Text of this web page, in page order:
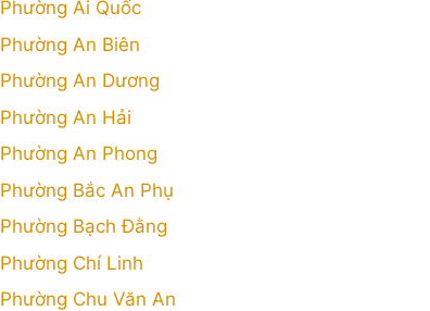
Phường Ái Quốc
Phường An Biên
Phường An Dương
Phường An Hải
Phường An Phong
Phường Bắc An Phụ
Phường Bạch Đằng
Phường Chí Linh
Phường Chu Văn An